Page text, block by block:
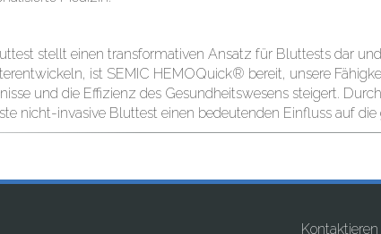
stellt einen transformativen Ansatz für Bluttests dar
ist SEMIC HEMOQuick® bereit, unsere
und die Effizienz des Gesundheitswesens steigert.
nicht-invasive Bluttest einen bedeutenden Einfluss auf die